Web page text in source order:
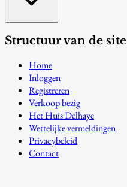
Structuur van de site
Home
Inloggen
Registreren
Verkoop bezig
Het Huis Delhaye
Wettelijke vermeldingen
Privacybeleid
Contact